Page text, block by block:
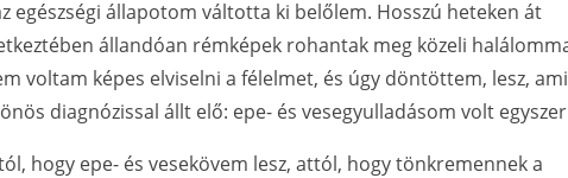
egészségi állapotom váltotta ki belőlem. Hosszú heteken át
állandóan rémképek rohantak meg közeli
voltam képes elviselni a félelmet, és úgy döntöttem, lesz, ami
diagnózissal állt elő: epe- és vesegyulladásom volt
hogy epe- és vesekövem lesz, attól, hogy tönkremennek a